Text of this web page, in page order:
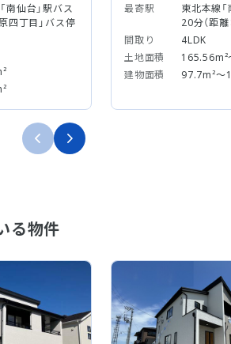
南仙台」駅バス
四丁目」バス停
最寄駅
東北本線
20分（距離
間取り
4LDK
土地面積
建物面積
97.7m²～
る物件